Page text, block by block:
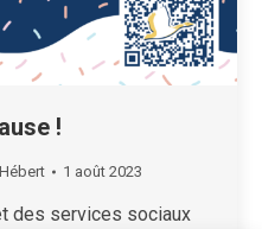
!
1 août 2023
des services sociaux